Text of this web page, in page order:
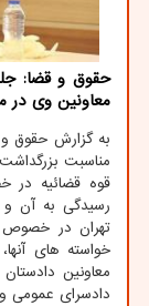
حقوق و قضا:
معاونین وی در
به گزارش حقوق و
مناسبت
قوه قضائیه
رسیدگی به آن و
تهران در خصوص
خواسته های
دادسرای عمومی و